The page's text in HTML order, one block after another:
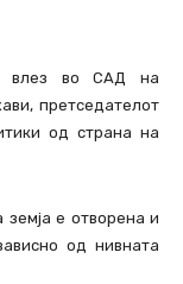
влез во САД на
претседателот
од страна на
земја е отворена и
од нивната